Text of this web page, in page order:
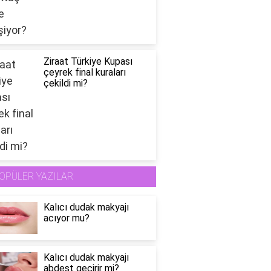
Ziraat Türkiye Kupası
çeyrek final kuraları
çekildi mi?
YAZILAR
Kalıcı dudak makyajı
acıyor mu?
Kalıcı dudak makyajı
abdest geçirir mi?